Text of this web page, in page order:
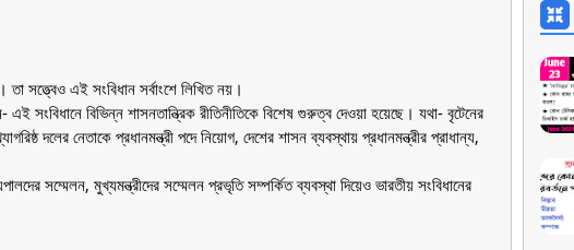
সত্ত্বেও এই সংবিধান সর্বাংশে লিখিত নয়।
সংবিধানে বিভিন্ন শাসনতান্ত্রিক রীতিনীতিকে বিশেষ গুরুত্ব দেওয়া হয়েছে। যথা- বৃটেনের
দলের নেতাকে প্রধানমন্ত্রী পদে নিয়োগ, দেশের শাসন ব্যবস্থায় প্রধানমন্ত্রীর প্রাধান্য,
সম্মেলন, মুখ্যমন্ত্রীদের সম্মেলন প্রভৃতি সম্পর্কিত ব্যবস্থা দিয়েও ভারতীয় সংবিধানের